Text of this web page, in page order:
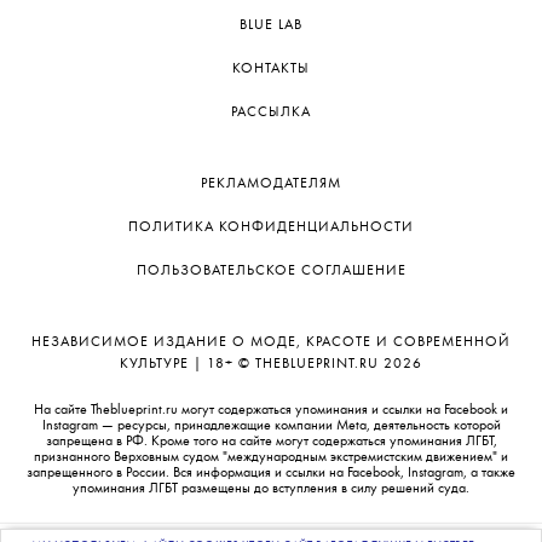
BLUE LAB
КОНТАКТЫ
РАССЫЛКА
РЕКЛАМОДАТЕЛЯМ
ПОЛИТИКА КОНФИДЕНЦИАЛЬНОСТИ
ПОЛЬЗОВАТЕЛЬСКОЕ СОГЛАШЕНИЕ
НЕЗАВИСИМОЕ ИЗДАНИЕ О МОДЕ, КРАСОТЕ И СОВРЕМЕННОЙ
КУЛЬТУРЕ | 18+ © THEBLUEPRINT.RU 2026
На сайте Theblueprint.ru могут содержаться упоминания и ссылки на Facebook и
Instagram — ресурсы, принадлежащие компании Meta, деятельность которой
запрещена в РФ. Кроме того на сайте могут содержаться упоминания ЛГБТ,
признанного Верховным судом "международным экстремистским движением" и
запрещенного в России. Вся информация и ссылки на Facebook, Instagram, а также
упоминания ЛГБТ размещены до вступления в силу решений суда.